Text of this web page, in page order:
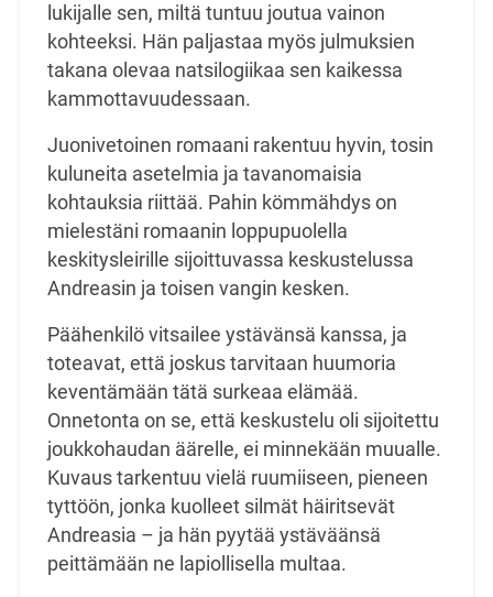
lukijalle sen, miltä tuntuu joutua vainon
kohteeksi. Hän paljastaa myös julmuksien
takana olevaa natsilogiikaa sen kaikessa
kammottavuudessaan.
Juonivetoinen romaani rakentuu hyvin, tosin
kuluneita asetelmia ja tavanomaisia
kohtauksia riittää. Pahin kömmähdys on
mielestäni romaanin loppupuolella
keskitysleirille sijoittuvassa keskustelussa
Andreasin ja toisen vangin kesken.
Päähenkilö vitsailee ystävänsä kanssa, ja
toteavat, että joskus tarvitaan huumoria
keventämään tätä surkeaa elämää.
Onnetonta on se, että keskustelu oli sijoitettu
joukkohaudan äärelle, ei minnekään muualle.
Kuvaus tarkentuu vielä ruumiiseen, pieneen
tyttöön, jonka kuolleet silmät häiritsevät
Andreasia – ja hän pyytää ystäväänsä
peittämään ne lapiollisella multaa.